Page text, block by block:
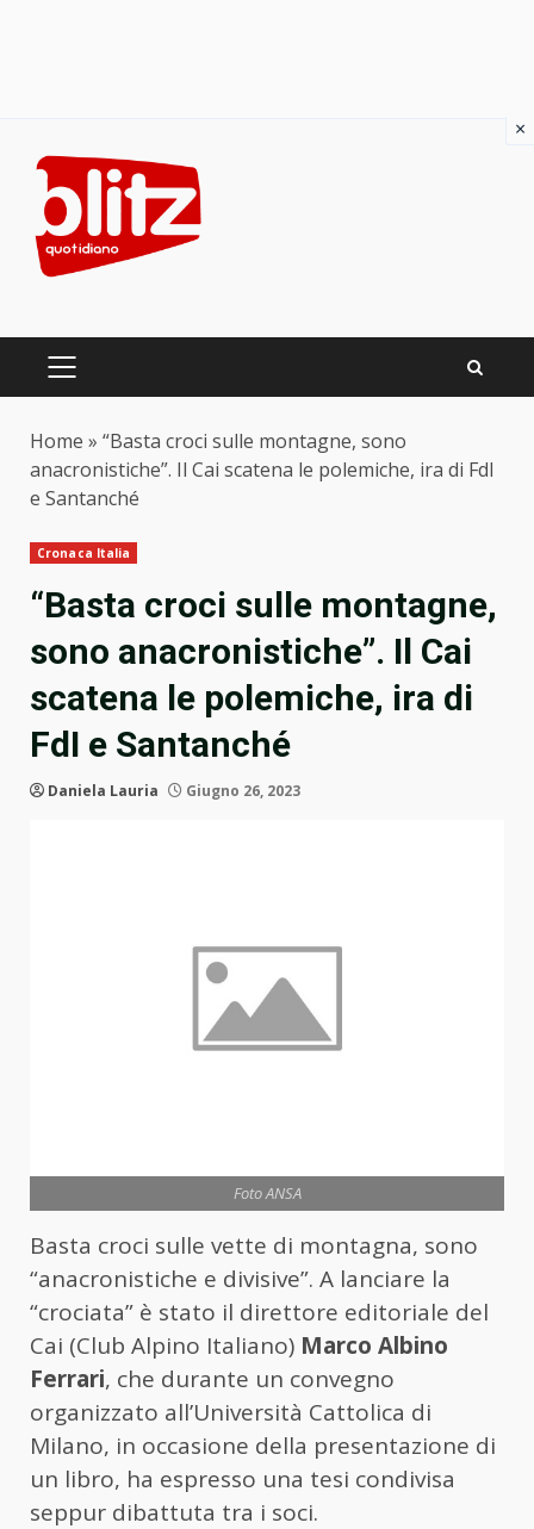
content
PRIMARY
Home » “Basta croci sulle montagne, sono
anacronistiche”. Il Cai scatena le polemiche, ira di FdI
e Santanché
Cronaca Italia
“Basta croci sulle montagne,
sono anacronistiche”. Il Cai
scatena le polemiche, ira di
FdI e Santanché
Daniela Lauria Giugno 26, 2023
Foto ANSA
Basta croci sulle vette di montagna, sono
“anacronistiche e divisive”. A lanciare la
“crociata” è stato il direttore editoriale del
Cai (Club Alpino Italiano) Marco Albino
Ferrari, che durante un convegno
organizzato all’Università Cattolica di
Milano, in occasione della presentazione di
un libro, ha espresso una tesi condivisa
seppur dibattuta tra i soci.
×